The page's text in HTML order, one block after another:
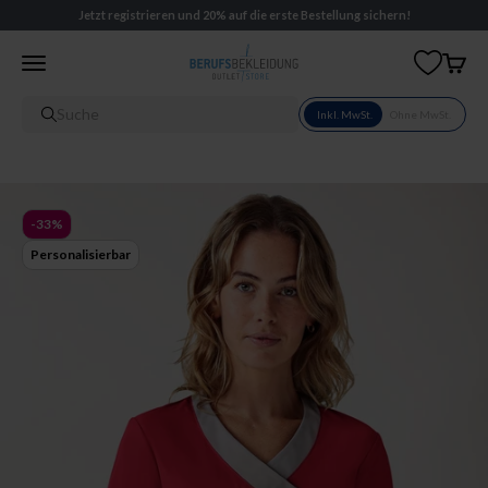
Zum Inhalt springenJetzt registrieren und 20% auf die erste Bestellung sichern!
Menü Berufsbekleidung DE
Inkl. MwSt.
-33%
Personalisierbar